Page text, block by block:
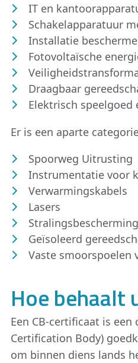
IT en
Schakelapparatuur
Installatie
Fotovoltaïsche
Draagbaar
Elektrisch
Er is een aparte
Spoorweg Uitrusting
Instrumentatie voor
Verwarmingskabels
Lasers
Stralingsbescherming
Geïsoleerd
Vaste
Hoe behaalt
Een CB-certificaat is
Certification Body)
om binnen diens lands